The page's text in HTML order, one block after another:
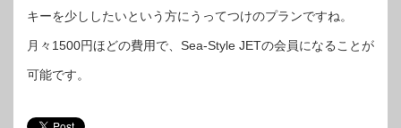
キーを少ししたいという方にうってつけのプランですね。
月々1500円ほどの費用で、Sea-Style JETの会員になることが
可能です。